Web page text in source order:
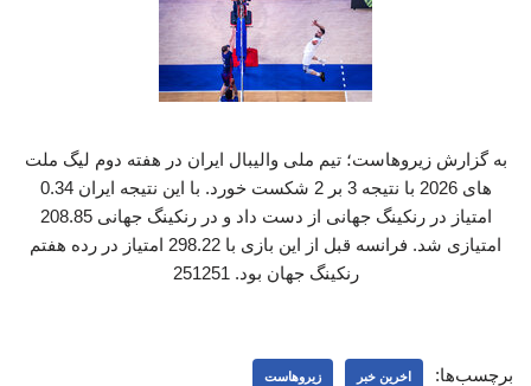
به گزارش زیروهاست؛ تیم ملی والیبال ایران در هفته دوم لیگ ملت
های 2026 با نتیجه 3 بر 2 شکست خورد. با این نتیجه ایران 0.34
امتیاز در رنکینگ جهانی از دست داد و در رنکینگ جهانی 208.85
امتیازی شد. فرانسه قبل از این بازی با 298.22 امتیاز در رده هفتم
رنکینگ جهان بود. 251251
برچسب‌ها: اخرین خبر زیروهاست